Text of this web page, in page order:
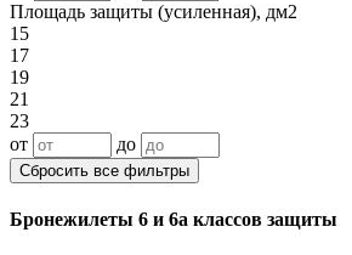
Площадь защиты (усиленная), дм2
15
17
19
21
23
от
до
Сбросить все фильтры
Бронежилеты 6 и 6а классов защиты